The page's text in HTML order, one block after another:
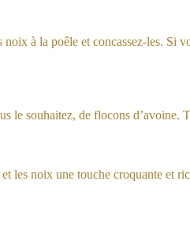
à la poêle et concassez-les. Si
le souhaitez, de flocons d’avoine.
et les noix une touche croquante et